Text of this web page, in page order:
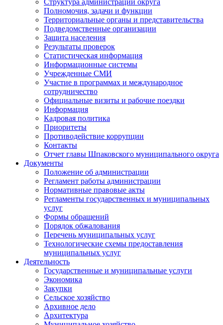
Структура администрации округа
Полномочия, задачи и функции
Территориальные органы и представительства
Подведомственные организации
Защита населения
Результаты проверок
Статистическая информация
Информационные системы
Учрежденные СМИ
Участие в программах и международное
сотрудничество
Официальные визиты и рабочие поездки
Информация
Кадровая политика
Приоритеты
Противодействие коррупции
Контакты
Отчет главы Шпаковского муниципального округа
Документы
Положение об администрации
Регламент работы администрации
Нормативные правовые акты
Регламенты государственных и муниципальных
услуг
Формы обращений
Порядок обжалования
Перечень муниципальных услуг
Технологические схемы предоставления
муниципальных услуг
Деятельность
Государственные и муниципальные услуги
Экономика
Закупки
Сельское хозяйство
Архивное дело
Архитектура